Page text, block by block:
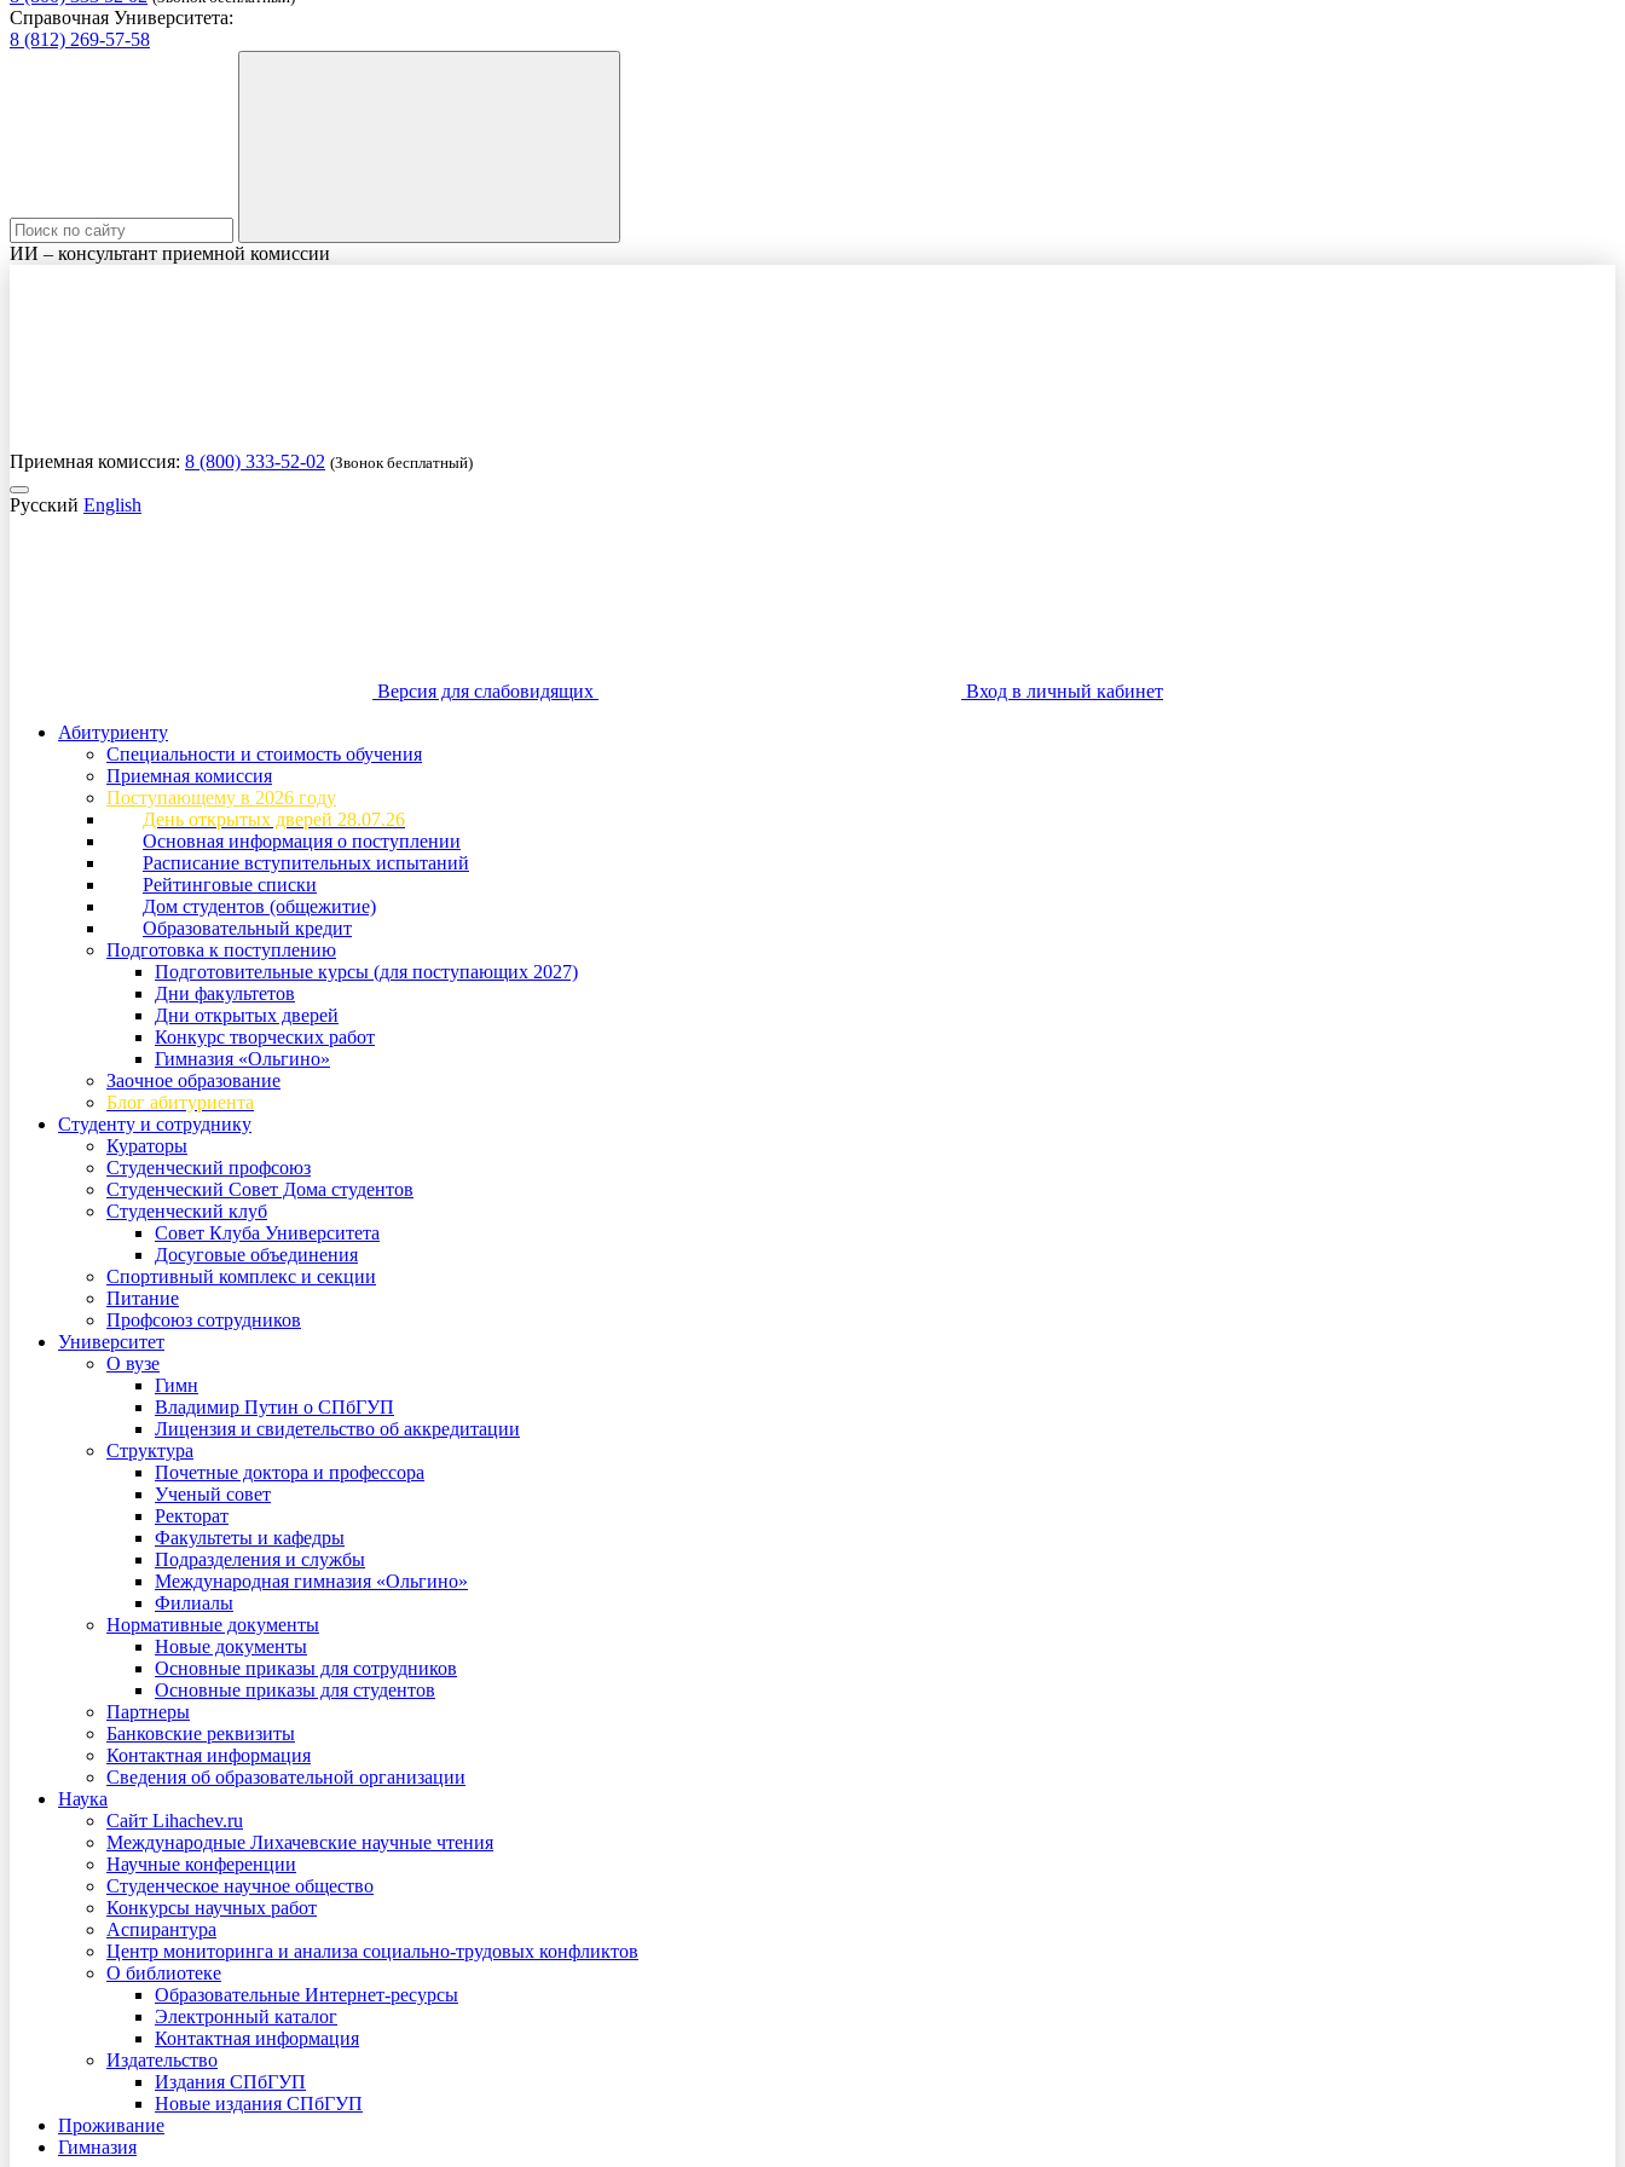
Справочная Университета:
8 (812) 269-57-58
ИИ – консультант приемной комиссии
Приемная комиссия: 8 (800) 333-52-02 (Звонок бесплатный)
Русский English
Версия для слабовидящих
Вход в личный кабинет
Абитуриенту
Специальности и стоимость обучения
Приемная комиссия
Поступающему в 2026 году
День открытых дверей 28.07.26
Основная информация о поступлении
Расписание вступительных испытаний
Рейтинговые списки
Дом студентов (общежитие)
Образовательный кредит
Подготовка к поступлению
Подготовительные курсы (для поступающих 2027)
Дни факультетов
Дни открытых дверей
Конкурс творческих работ
Гимназия «Ольгино»
Заочное образование
Блог абитуриента
Студенту и сотруднику
Кураторы
Студенческий профсоюз
Студенческий Совет Дома студентов
Студенческий клуб
Совет Клуба Университета
Досуговые объединения
Спортивный комплекс и секции
Питание
Профсоюз сотрудников
Университет
О вузе
Гимн
Владимир Путин о СПбГУП
Лицензия и свидетельство об аккредитации
Структура
Почетные доктора и профессора
Ученый совет
Ректорат
Факультеты и кафедры
Подразделения и службы
Международная гимназия «Ольгино»
Филиалы
Нормативные документы
Новые документы
Основные приказы для сотрудников
Основные приказы для студентов
Партнеры
Банковские реквизиты
Контактная информация
Сведения об образовательной организации
Наука
Сайт Lihachev.ru
Международные Лихачевские научные чтения
Научные конференции
Студенческое научное общество
Конкурсы научных работ
Аспирантура
Центр мониторинга и анализа социально-трудовых конфликтов
О библиотеке
Образовательные Интернет-ресурсы
Электронный каталог
Контактная информация
Издательство
Издания СПбГУП
Новые издания СПбГУП
Проживание
Гимназия